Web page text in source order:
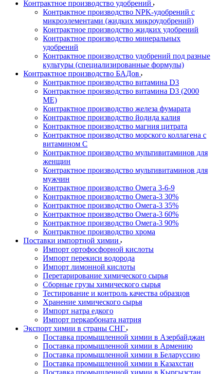
Контрактное производство удобрений
Контрактное производство NPK-удобрений с
микроэлементами (жидких микроудобрений)
Контрактное производство жидких удобрений
Контрактное производство минеральных
удобрений
Контрактное производство удобрений под разные
культуры (специализированные формулы)
Контрактное производство БАДов
Контрактное производство витамина D3
Контрактное производство витамина D3 (2000
МЕ)
Контрактное производство железа фумарата
Контрактное производство йодида калия
Контрактное производство магния цитрата
Контрактное производство морского коллагена с
витамином С
Контрактное производство мультивитаминов для
женщин
Контрактное производство мультивитаминов для
мужчин
Контрактное производство Омега 3-6-9
Контрактное производство Омега-3 30%
Контрактное производство Омега-3 35%
Контрактное производство Омега-3 60%
Контрактное производство Омега-3 90%
Контрактное производство хрома
Поставки импортной химии
Импорт ортофосфорной кислоты
Импорт перекиси водорода
Импорт лимонной кислоты
Перетарирование химического сырья
Сборные грузы химического сырья
Тестирование и контроль качества образцов
Хранение химического сырья
Импорт натра едкого
Импорт перкарбоната натрия
Экспорт химии в страны СНГ
Поставка промышленной химии в Азербайджан
Поставка промышленной химии в Армению
Поставка промышленной химии в Беларуссию
Поставка промышленной химии в Казахстан
Поставка промышленной химии в Кыргызстан